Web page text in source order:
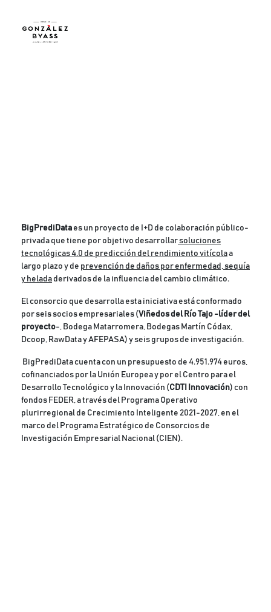
BigPrediDataes un proyecto de I+D de colaboración público-
privada que tiene por objetivo desarrollarsoluciones
tecnológicas 4.0 de predicción del rendimiento vitícolaa
largo plazo y de prevención de daños por enfermedad, sequía
y heladaderivados de la influencia del cambio climático.
El consorcio que desarrolla esta iniciativa está conformado
por seis socios empresariales (Viñedos del Río Tajo -líder del
proyecto-, Bodega Matarromera, Bodegas Martín Códax,
Dcoop, RawData y AFEPASA) y seis grupos de investigación.
BigPrediData cuenta con un presupuesto de 4.951.974 euros,
cofinanciados por la Unión Europea y por el Centro para el
Desarrollo Tecnológico y la Innovación (CDTI Innovación) con
fondos FEDER, a través del Programa Operativo
plurirregional de Crecimiento Inteligente 2021-2027, en el
marco del Programa Estratégico de Consorcios de
Investigación Empresarial Nacional (CIEN).